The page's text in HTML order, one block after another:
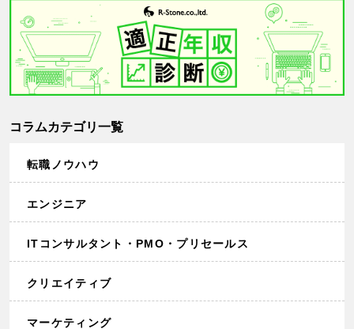
コラムカテゴリ一覧
転職ノウハウ
エンジニア
ITコンサルタント・PMO・プリセールス
クリエイティブ
マーケティング